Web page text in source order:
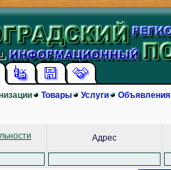
Товары Услуги Объявления
Адрес